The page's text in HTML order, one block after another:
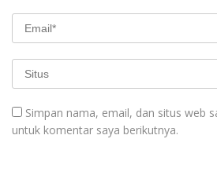
Simpan nama, email, dan situs web
untuk komentar saya berikutnya.